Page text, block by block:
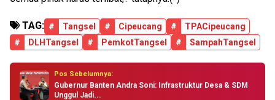
TAG: # Tangsel # Cipeucang #
TPACipeucang
#
DLHTangsel # PemkotTangsel # SampahTangsel
Pos Sebelumnya:
Gubernur Banten Andra Soni: Infrastruktur Desa & SDM
Unggul Jadi...